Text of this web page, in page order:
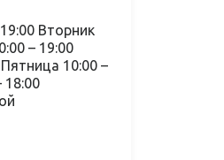
Вторник
– 19:00
10:00 –
18:00